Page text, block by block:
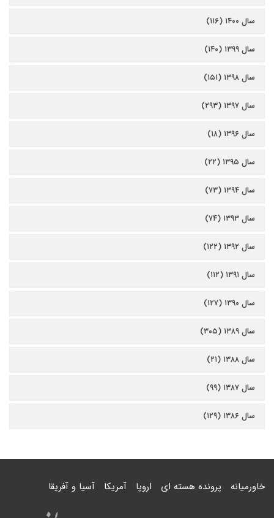
سال ۱۴۰۰ (۱۱۶)
سال ۱۳۹۹ (۱۴۰)
سال ۱۳۹۸ (۱۵۱)
سال ۱۳۹۷ (۲۹۳)
سال ۱۳۹۶ (۱۸)
سال ۱۳۹۵ (۲۲)
سال ۱۳۹۴ (۷۳)
سال ۱۳۹۳ (۷۴)
سال ۱۳۹۲ (۱۲۲)
سال ۱۳۹۱ (۱۱۲)
سال ۱۳۹۰ (۱۲۷)
سال ۱۳۸۹ (۳۰۵)
سال ۱۳۸۸ (۲۱)
سال ۱۳۸۷ (۹۹)
سال ۱۳۸۶ (۱۲۹)
خاورمیانه پرونده هسته ای اروپا آمریکا آسیا و آفریقا